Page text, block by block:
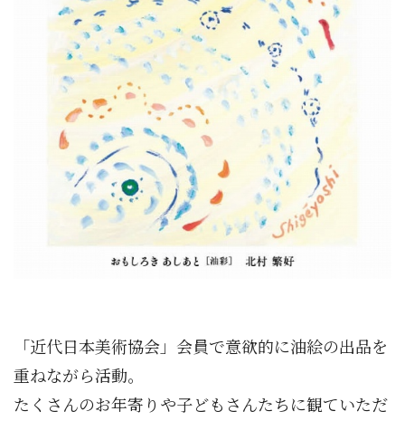
「近代日本美術協会」会員で意欲的に油絵の出品を
重ねながら活動。
たくさんのお年寄りや子どもさんたちに観ていただ